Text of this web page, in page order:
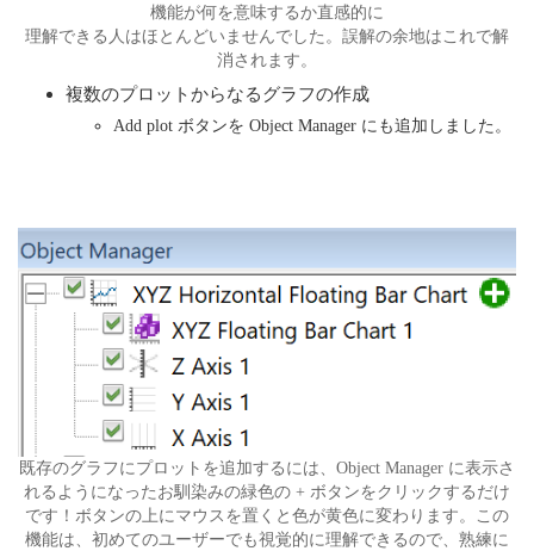
機能が何を意味するか直感的に
理解できる人はほとんどいませんでした。誤解の余地はこれで解
消されます。
複数のプロットからなるグラフの作成
Add plot ボタンを Object Manager にも追加しました。
既存のグラフにプロットを追加するには、Object Manager に表示さ
れるようになったお馴染みの緑色の + ボタンをクリックするだけ
です！ボタンの上にマウスを置くと色が黄色に変わります。この
機能は、初めてのユーザーでも視覚的に理解できるので、熟練に